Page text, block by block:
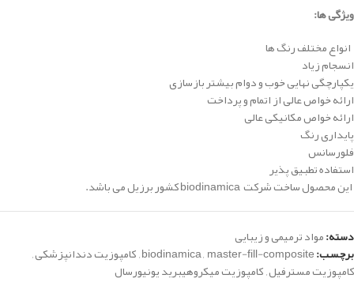
ویژگی ها:
انواع مختلف رنگ ها
انسجام زیاد
یکپارچگی نهایی خوب و دوام بیشتر بازسازی
ارائه خواص عالی از اتمام و پرداخت
ارائه خواص مکانیکی عالی
پایداری رنگ
فلورسانس
استفاده تطبیق پذیر
این محصول ساخت شرکت biodinamica کشور برزیل می باشد.
دسته:مواد ترمیمی و زیبایی
برچسب: biodinamica,master-fill-composite
,کامپوزیت دندانپزشکی,
کامپوزیت مسترفیل,کامپوزیت میکروهیبرید یونیورسال